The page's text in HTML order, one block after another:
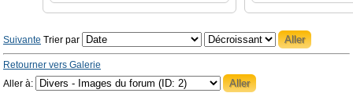
Suivante Trier par
Retourner vers Galerie
Aller à: